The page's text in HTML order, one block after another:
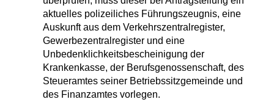
aktuelles polizeiliches Führungszeugnis, eine
Auskunft aus dem Verkehrszentralregister,
Gewerbezentralregister und eine
Unbedenklichkeitsbescheinigung der
Krankenkasse, der Berufsgenossenschaft, des
Steueramtes seiner Betriebssitzgemeinde und
des Finanzamtes vorlegen.